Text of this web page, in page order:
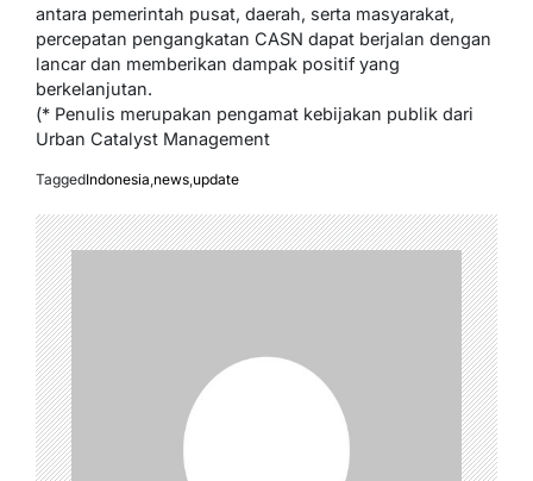
antara pemerintah pusat, daerah, serta masyarakat,
percepatan pengangkatan CASN dapat berjalan dengan
lancar dan memberikan dampak positif yang
berkelanjutan.
(* Penulis merupakan pengamat kebijakan publik dari
Urban Catalyst Management
TaggedIndonesia news update